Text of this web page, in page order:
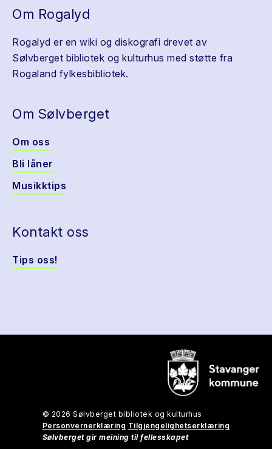
Om Rogalyd
Rogalyd er en wiki og diskografi drevet av
Sølvberget bibliotek og kulturhus med støtte fra
Rogaland fylkesbibliotek.
Om Sølvberget
Om oss
Bli låner
Musikktips
Kontakt oss
Tips oss!
© 2026 Sølvberget bibliotek og kulturhus
Personvernerklæring Tilgjengelighetserklæring
Sølvberget gir meining til fellesskapet